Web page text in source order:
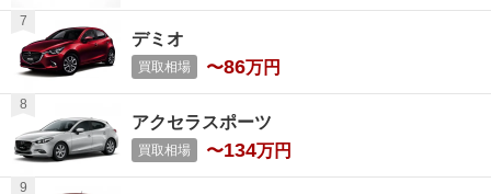
デミオ
買取相場 〜86万円
アクセラスポーツ
買取相場 〜134万円